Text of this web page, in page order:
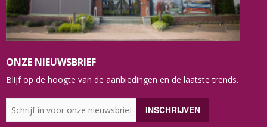
ONZE NIEUWSBRIEF
Blijf op de hoogte van de aanbiedingen en de laatste trends.